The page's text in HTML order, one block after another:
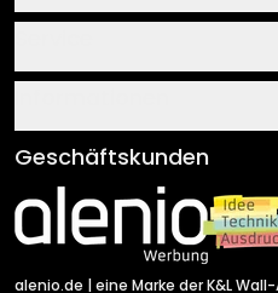
Über uns
Klebe- und
Newsletter An-/Abmeldung
Sendungsverfolgung
AGB
Impressum
Versand & Zahlung
Rücksendung
Geschäftskunden
alenio.de | eine Marke der K&L